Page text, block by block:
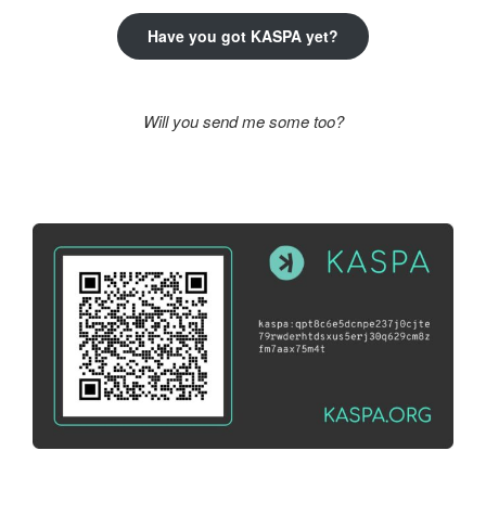
Have you got KASPA yet?
Will you send me some too?